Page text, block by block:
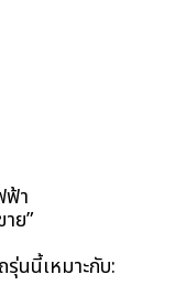
ฟ้า
ย”
รุ่นนี้เหมาะกับ: